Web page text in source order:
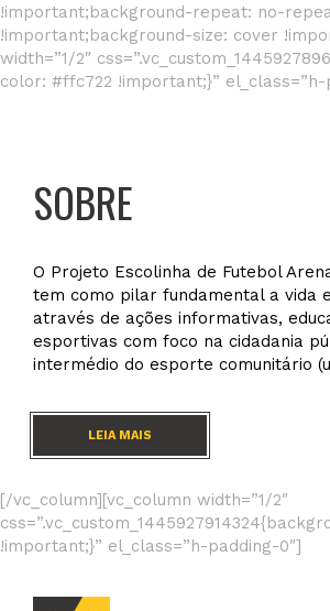
!important;background-repeat: no-
!important;background-size: cover
width=”1/2″
color: #ffc722 !important;}” el_class=”h-
SOBRE
O Projeto Escolinha de Futebol
tem como pilar fundamental a vida
através de ações informativas,
esportivas com foco na cidadania
intermédio do esporte comunitário
LEIA MAIS
[/vc_column][vc_column width=”1/2″
!important;}” el_class=”h-padding-0″]